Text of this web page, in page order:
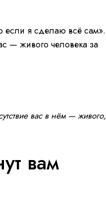
я сделаю всё сам».
— живого человека за
вас в нём — живого,
вам